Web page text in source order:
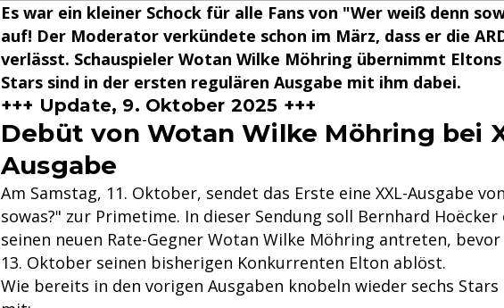
Es war ein kleiner Schock für alle Fans von "Wer weiß denn
auf! Der Moderator verkündete schon im März, dass er die
verlässt. Schauspieler Wotan Wilke Möhring übernimmt Eltons
Stars sind in der ersten regulären Ausgabe mit ihm dabei.
+++ Update, 9. Oktober 2025 +++
Debüt von Wotan Wilke Möhring bei
Ausgabe
Am Samstag, 11. Oktober, sendet das Erste eine XXL-Ausgabe
sowas?" zur Primetime. In dieser Sendung soll Bernhard
seinen neuen Rate-Gegner Wotan Wilke Möhring antreten,
13. Oktober seinen bisherigen Konkurrenten Elton ablöst.
Wie bereits in den vorigen Ausgaben knobeln wieder sechs Stars